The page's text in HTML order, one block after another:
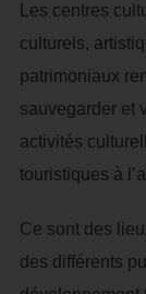
Les centres
culturels,
patrimoniaux
sauvegarder et
activités
touristiques à
Ce sont des
des différents